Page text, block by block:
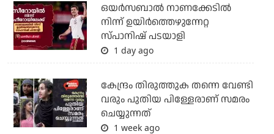
ഒയര്‍സബാൽ നാണക്കേടിൽ
നിന്ന് ഉയിർത്തെഴുന്നേറ്റ
സ്പാനിഷ് പടയാളി
1 day ago
കേന്ദ്രം തിരുത്തുക തന്നെ വേണ്ടി
വരും പുതിയ പിള്ളേരാണ് സമരം
ചെയ്യുന്നത്
1 week ago